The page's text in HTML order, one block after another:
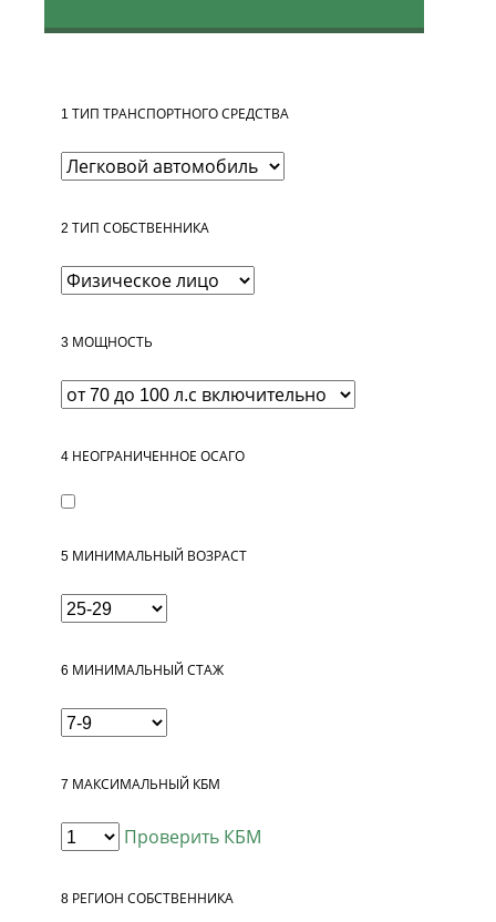
1 ТИП ТРАНСПОРТНОГО СРЕДСТВА
2 ТИП СОБСТВЕННИКА
3 МОЩНОСТЬ
4 НЕОГРАНИЧЕННОЕ ОСАГО
5 МИНИМАЛЬНЫЙ ВОЗРАСТ
6 МИНИМАЛЬНЫЙ СТАЖ
7 МАКСИМАЛЬНЫЙ КБМ
Проверить КБМ
8 РЕГИОН СОБСТВЕННИКА